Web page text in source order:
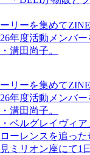
リーを集めて
年度活動メンバ
溝田尚子。
リーを集めて
年度活動メンバ
溝田尚子。
ベルグレイヴィ
ーレンスを追っ
ミリオン座にて1